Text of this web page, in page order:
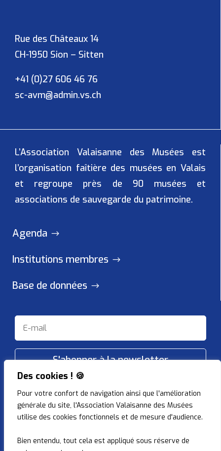
Des cookies ! 🍪
Pour votre confort de navigation ainsi que l'amélioration
générale du site, l'Association Valaisanne des Musées
utilise des cookies fonctionnels et de mesure d'audience.
Bien entendu, tout cela est appliqué sous réserve de
Rue des Châteaux 14
CH-1950 Sion – Sitten
+41 (0)27 606 46 76
sc-avm@admin.vs.ch
L’Association Valaisanne des Musées est
l’organisation faîtière des musées en Valais
et regroupe près de 90 musées et
associations de sauvegarde du patrimoine.
Agenda
Institutions membres
Base de données
S'abonner à la newsletter
Restons connectés !